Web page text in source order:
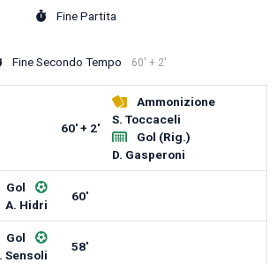
Fine Partita
Fine Secondo Tempo 60' + 2'
60' + 2'
Ammonizione
S. Toccaceli
Gol (Rig.)
D. Gasperoni
Gol
A. Hidri
60'
Gol
Sensoli
58'